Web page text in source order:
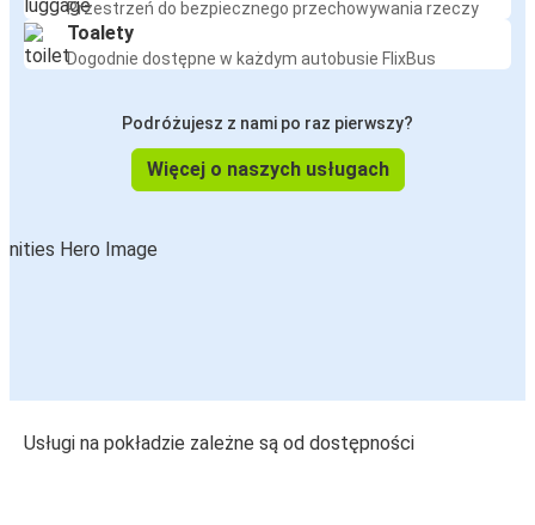
Przestrzeń do bezpiecznego przechowywania rzeczy
Toalety
Dogodnie dostępne w każdym autobusie FlixBus
Podróżujesz z nami po raz pierwszy?
Więcej o naszych usługach
Usługi na pokładzie zależne są od dostępności